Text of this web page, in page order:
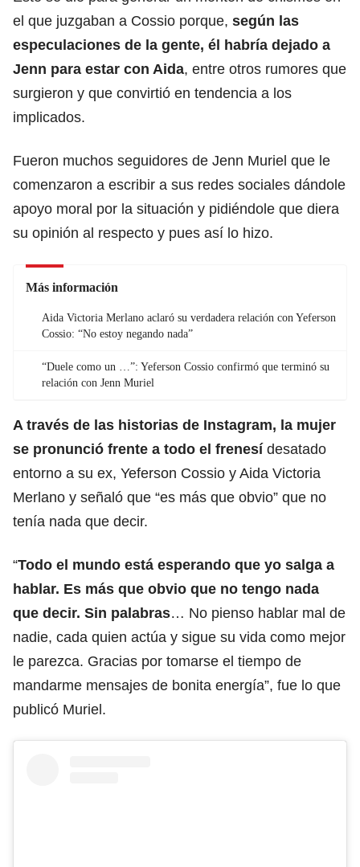
el que juzgaban a Cossio porque, según las
especulaciones de la gente, él habría dejado a
Jenn para estar con Aida, entre otros rumores que
surgieron y que convirtió en tendencia a los
implicados.
Fueron muchos seguidores de Jenn Muriel que le
comenzaron a escribir a sus redes sociales dándole
apoyo moral por la situación y pidiéndole que diera
su opinión al respecto y pues así lo hizo.
Más información
Aida Victoria Merlano aclaró su verdadera relación con Yeferson
Cossio: “No estoy negando nada”
“Duele como un …”: Yeferson Cossio confirmó que terminó su
relación con Jenn Muriel
A través de las historias de Instagram, la mujer
se pronunció frente a todo el frenesídesatado
entorno a su ex, Yeferson Cossio y Aida Victoria
Merlano y señaló que “es más que obvio” que no
tenía nada que decir.
“Todo el mundo está esperando que yo salga a
hablar. Es más que obvio que no tengo nada
que decir. Sin palabras… No pienso hablar mal de
nadie, cada quien actúa y sigue su vida como mejor
le parezca. Gracias por tomarse el tiempo de
mandarme mensajes de bonita energía”, fue lo que
publicó Muriel.